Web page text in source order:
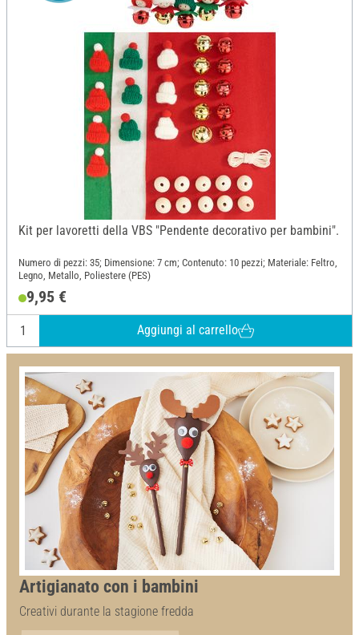
Kit per lavoretti della VBS "Pendente decorativo per bambini".
Numero di pezzi: 35; Dimensione: 7 cm; Contenuto: 10 pezzi; Materiale: Feltro,
Legno, Metallo, Poliestere (PES)
9,95 €
Aggiungi al carrello
Artigianato con i bambini
Creativi durante la stagione fredda